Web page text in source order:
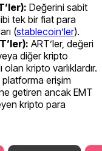
Değerini sabit
tek bir fiat para
(stablecoin’ler).
ART’ler, değeri
diğer kripto
olan kripto varlıklardır.
erişim
getiren ancak EMT
kripto para